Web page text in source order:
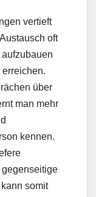
vertieft
oft
über
man mehr
kennen.
somit